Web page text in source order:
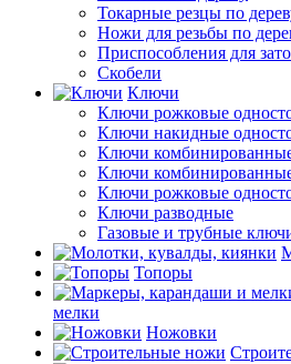
Токарные резцы по
Ножи для резьбы по
Приспособления для
Скобели
Ключи
Ключи рожковые
Ключи накидные
Ключи
Ключи
Ключи рожковые
Ключи разводные
Газовые и трубные
Топоры
мелки
Ножовки